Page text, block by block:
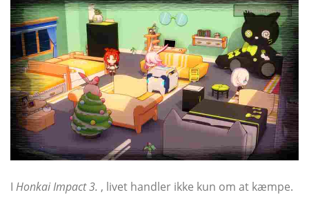
I Honkai Impact 3. , livet handler ikke kun om at kæmpe.